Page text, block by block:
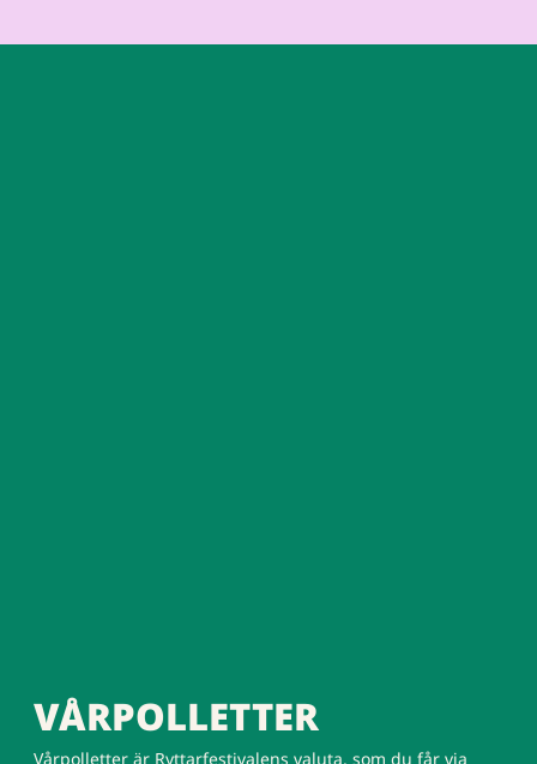
VÅRPOLLETTER
Vårpolletter är Ryttarfestivalens valuta, som du får via